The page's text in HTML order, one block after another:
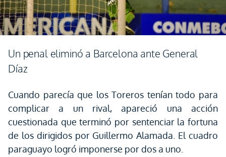
Un penal eliminó a Barcelona ante General
Díaz
Cuando parecía que los Toreros tenían todo para
complicar a un rival, apareció una acción
cuestionada que terminó por sentenciar la fortuna
de los dirigidos por Guillermo Alamada. El cuadro
paraguayo logró imponerse por dos a uno.